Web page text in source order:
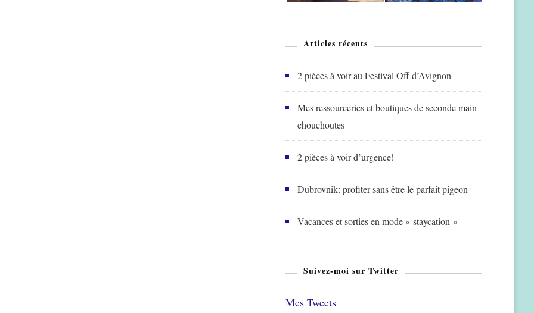
Articles récents
2 pièces à voir au Festival Off d’Avignon
Mes ressourceries et boutiques de seconde main
chouchoutes
2 pièces à voir d’urgence!
Dubrovnik: profiter sans être le parfait pigeon
Vacances et sorties en mode « staycation »
Suivez-moi sur Twitter
Mes Tweets